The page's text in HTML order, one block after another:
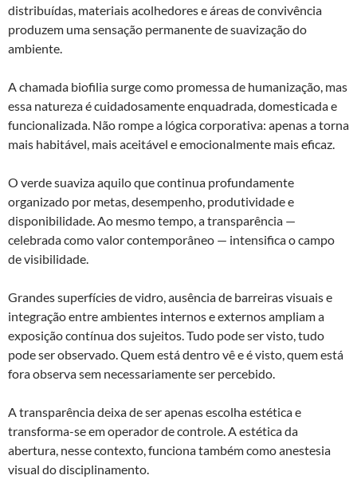
distribuídas, materiais acolhedores e áreas de convivência
produzem uma sensação permanente de suavização do
ambiente.
A chamada biofilia surge como promessa de humanização, mas
essa natureza é cuidadosamente enquadrada, domesticada e
funcionalizada. Não rompe a lógica corporativa: apenas a torna
mais habitável, mais aceitável e emocionalmente mais eficaz.
O verde suaviza aquilo que continua profundamente
organizado por metas, desempenho, produtividade e
disponibilidade. Ao mesmo tempo, a transparência —
celebrada como valor contemporâneo — intensifica o campo
de visibilidade.
Grandes superfícies de vidro, ausência de barreiras visuais e
integração entre ambientes internos e externos ampliam a
exposição contínua dos sujeitos. Tudo pode ser visto, tudo
pode ser observado. Quem está dentro vê e é visto, quem está
fora observa sem necessariamente ser percebido.
A transparência deixa de ser apenas escolha estética e
transforma-se em operador de controle. A estética da
abertura, nesse contexto, funciona também como anestesia
visual do disciplinamento.